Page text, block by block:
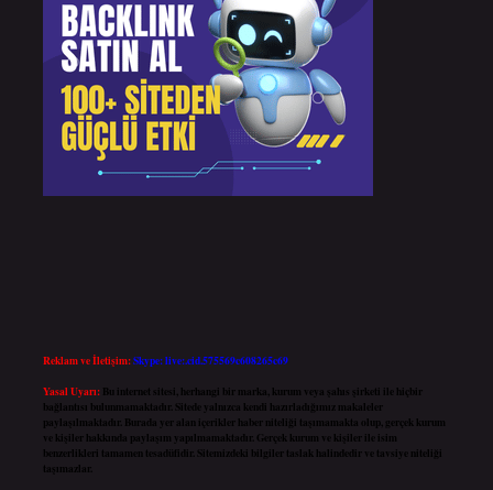
Reklam ve İletişim:Skype: live:.cid.575569c608265c69
Yasal Uyarı: Bu internet sitesi, herhangi bir marka, kurum veya şahıs şirketi ile hiçbir
bağlantısı bulunmamaktadır. Sitede yalnızca kendi hazırladığımız makaleler
paylaşılmaktadır. Burada yer alan içerikler haber niteliği taşımamakta olup, gerçek kurum
ve kişiler hakkında paylaşım yapılmamaktadır. Gerçek kurum ve kişiler ile isim
benzerlikleri tamamen tesadüfidir. Sitemizdeki bilgiler taslak halindedir ve tavsiye niteliği
taşımazlar.